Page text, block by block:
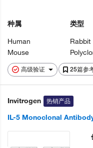
高级验证 25篇参
种属
Human
Mouse
类型
Rabbit
Invitrogen 热销产品
IL-5 Monoclonal